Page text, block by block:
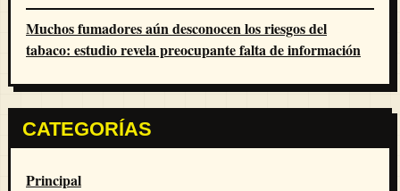
Muchos fumadores aún desconocen los riesgos del
tabaco: estudio revela preocupante falta de información
CATEGORÍAS
Principal